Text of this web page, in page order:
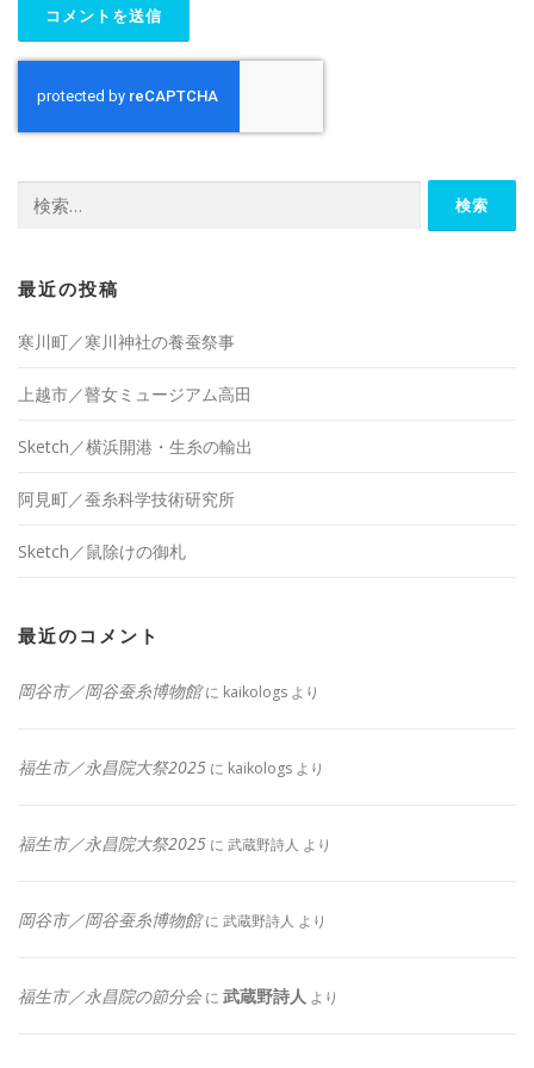
索:
最近の投稿
寒川町／寒川神社の養蚕祭事
上越市／瞽女ミュージアム高田
Sketch／横浜開港・生糸の輸出
阿見町／蚕糸科学技術研究所
Sketch／鼠除けの御札
最近のコメント
岡谷市／岡谷蚕糸博物館に kaikologs より
福生市／永昌院大祭2025 に kaikologs より
福生市／永昌院大祭2025 に 武蔵野詩人 より
岡谷市／岡谷蚕糸博物館に 武蔵野詩人 より
福生市／永昌院の節分会に 武蔵野詩人 より